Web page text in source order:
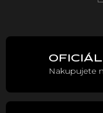
cena:
Nakupujete